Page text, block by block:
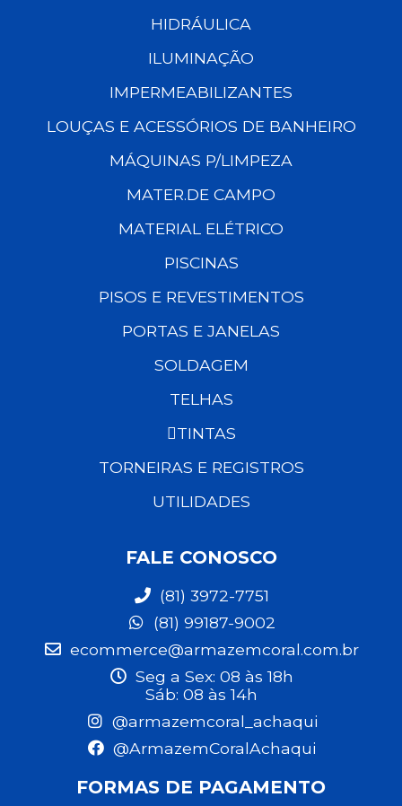
HIDRÁULICA
ILUMINAÇÃO
IMPERMEABILIZANTES
LOUÇAS E ACESSÓRIOS DE BANHEIRO
MÁQUINAS P/LIMPEZA
MATER.DE CAMPO
MATERIAL ELÉTRICO
PISCINAS
PISOS E REVESTIMENTOS
PORTAS E JANELAS
SOLDAGEM
TELHAS
TINTAS
TORNEIRAS E REGISTROS
UTILIDADES
FALE CONOSCO
(81) 3972-7751
(81) 99187-9002
ecommerce@armazemcoral.com.br
Seg a Sex: 08 às 18h
Sáb: 08 às 14h
@armazemcoral_achaqui
@ArmazemCoralAchaqui
FORMAS DE PAGAMENTO